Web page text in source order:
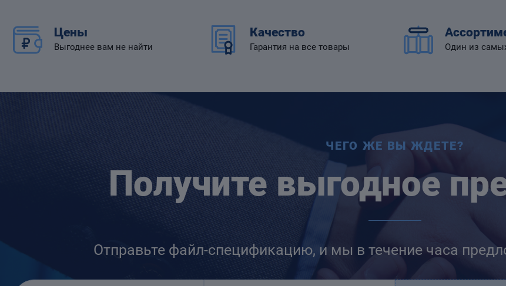
Цены
Выгоднее вам не найти
Качество
Гарантия на все товары Один из
ЧЕГО ЖЕ ВЫ ЖДЕТЕ?
Получите выгодное
Отправьте файл-спецификацию, и мы в течение часа